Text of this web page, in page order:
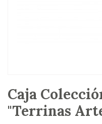
Caja
"Terrinas